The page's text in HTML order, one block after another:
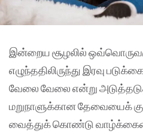
இன்றைய சூழலில்
எழுந்ததிலிருந்து இரவு
வேலை வேலை என்று
மறுநாளுக்கான தேவையைக்
வைத்துக் கொண்டு